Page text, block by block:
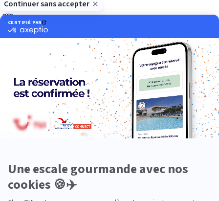
Luxe
Neige
Plongée
Premium